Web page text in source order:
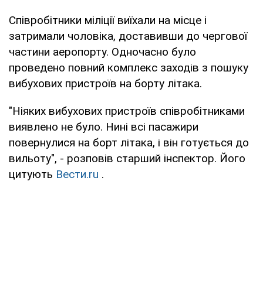
Співробітники міліції виїхали на місце і
затримали чоловіка, доставивши до чергової
частини аеропорту. Одночасно було
проведено повний комплекс заходів з пошуку
вибухових пристроїв на борту літака.
"Ніяких вибухових пристроїв співробітниками
виявлено не було. Нині всі пасажири
повернулися на борт літака, і він готується до
вильоту", - розповів старший інспектор. Його
цитують Вести.ru .